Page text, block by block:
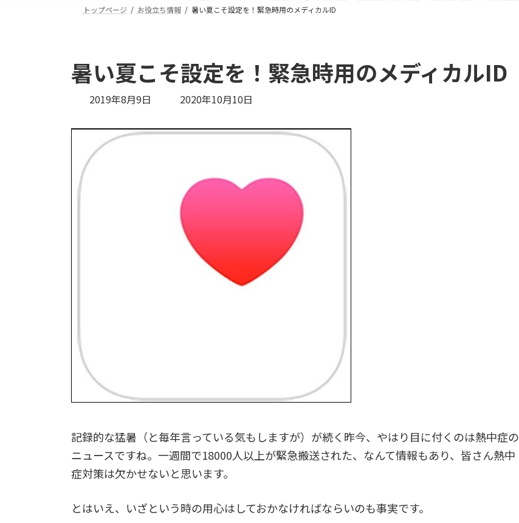
トップページ お役立ち情報 暑い夏こそ設定を！緊急時用のメディカルID
暑い夏こそ設定を！緊急時用のメディカルID
2019年8月9日
最
更
2020年10月10日
記録的な猛暑（と毎年言っている気もしますが）が続く昨今、やはり目に付くのは熱中症の
ニュースですね。一週間で18000人以上が緊急搬送された、なんて情報もあり、皆さん熱中
症対策は欠かせないと思います。
とはいえ、いざという時の用心はしておかなければならいのも事実です。